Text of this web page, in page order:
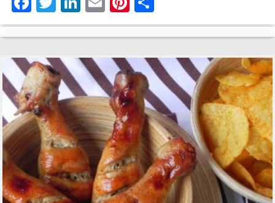
ce
bo
ok
wi
tte
r
nk
ed
In
m
ail
nt
er
es
t
o
m
pa
rti
r